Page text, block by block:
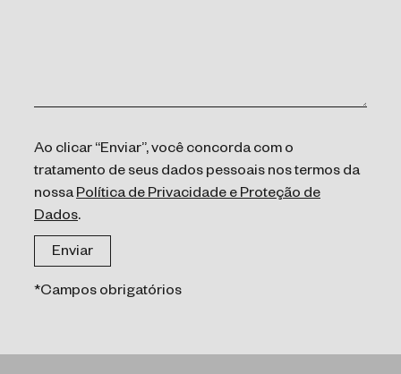
Ao clicar “Enviar”, você concorda com o
tratamento de seus dados pessoais nos termos da
nossaPolítica de Privacidade e Proteção de
Dados.
*Campos obrigatórios